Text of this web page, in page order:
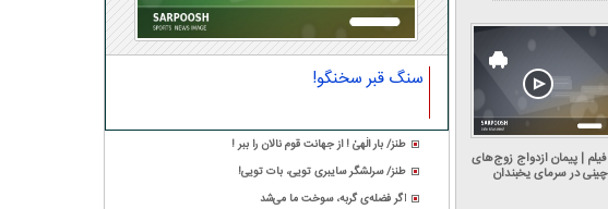
فیلم | پیمان ازدواج زوج‌های
چینی در سرمای یخبندان
سنگ قبر سخنگو!
طنز/ بار الٰهیٰ ! از جهانت قوم نالان را ببر !
طنز/ سرلشگر سایبری تویی، بات تویی!
اگر فضله‌ی گربه، سوخت ما می‌شد